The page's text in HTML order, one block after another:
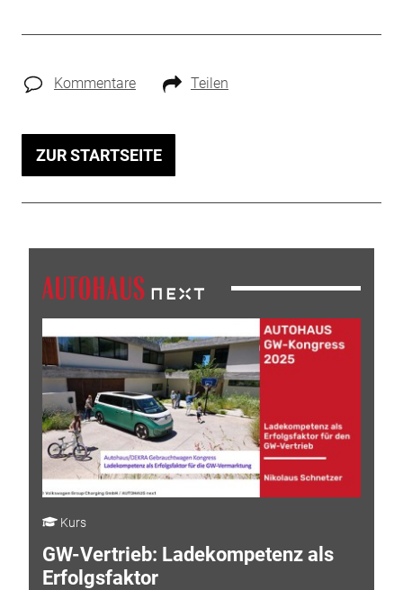
Kommentare Teilen
ZUR STARTSEITE
Kurs
GW-Vertrieb: Ladekompetenz als
Erfolgsfaktor